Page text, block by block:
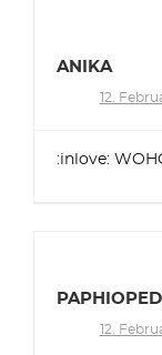
ANIKA
12.
:inlove:
12.